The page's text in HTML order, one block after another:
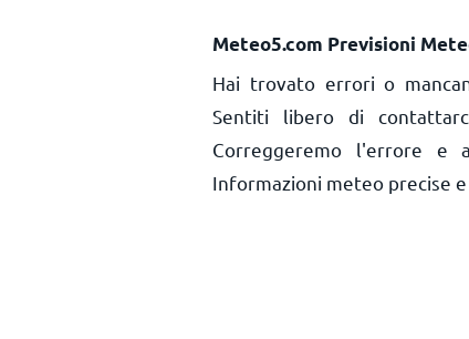
Meteo5.com Previsioni
Hai trovato errori o
Sentiti libero di
Correggeremo l'errore e
Informazioni meteo precise